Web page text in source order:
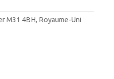
M31 4BH, Royaume-Uni